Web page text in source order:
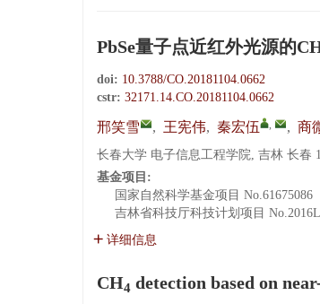
PbSe量子点近红外光源的
doi: 10.3788/CO.20181104.0662
cstr: 32171.14.CO.20181104.0662
邢笑雪 , 王宪伟, 秦宏伍 , , 商
长春大学 电子信息工程学院, 吉林 长春
基金项目:
国家自然科学基金项目 No.61675086
吉林省科技厅科技计划项目
详细信息
CH4 detection based on